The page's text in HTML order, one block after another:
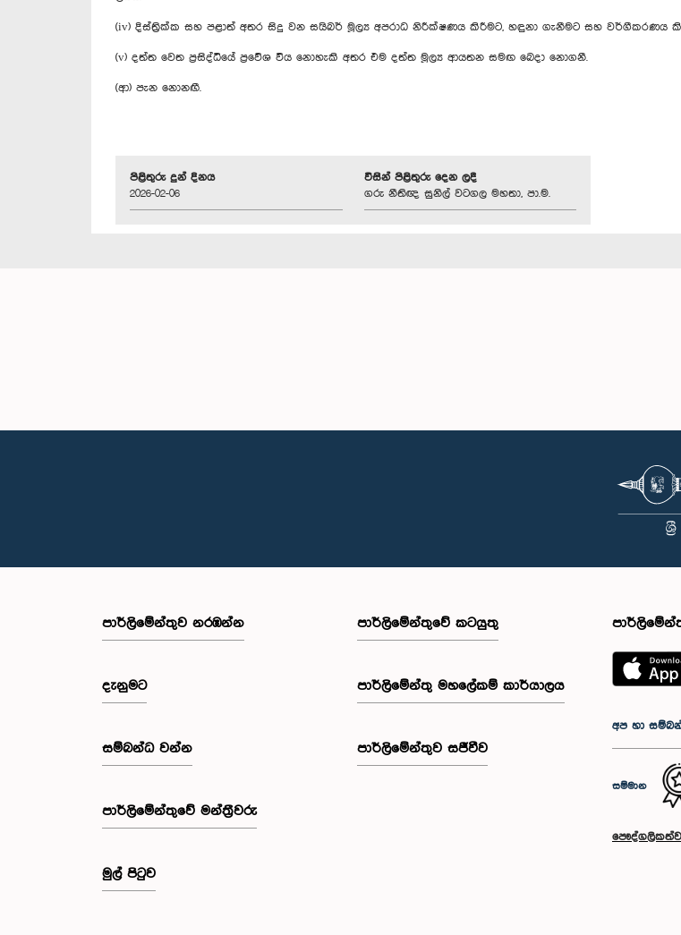
(iv) දිස්ත්‍රික්ක සහ පළාත් අතර සිදු වන සයිබර් මූල්‍ය අපරාධ නිරීක්ෂණය කිරීමට, හඳුනා ගැනීමට සහ වර්ගීකරණය
(v) දත්ත වෙත ප්‍රසිද්ධියේ ප්‍රවේශ විය නොහැකි අතර එම දත්ත මූල්‍ය ආයතන සමඟ බෙදා නොගනී.
(ආ) පැන නොනඟී.
පිළිතුරු දුන් දිනය
2026-02-06
විසින් පිළිතුරු දෙන ලදී
ගරු නීතිඥ සුනිල් වටගල මහතා, පා.ම.
පාර්ලි‌මේන්තුව නරඹන්න
දැනුමට
සම්බන්ධ වන්න
පාර්ලි‌මේන්තුවේ මන්ත්‍රීවරු
මුල් පිටුව
පාර්ලිමේන්තුවේ කටයුතු
පාර්ලිමේන්තු මහලේකම් කාර්යාලය
පාර්ලිමේන්තුව සජීවීව
අප හා
සම්මාන
පෞද්ගලිකත්ව